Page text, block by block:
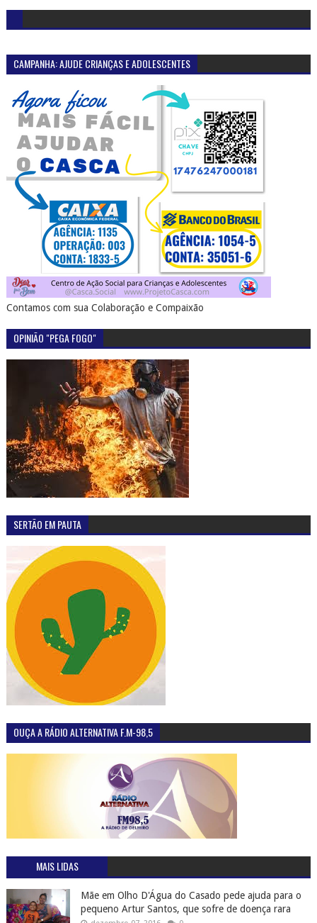
CAMPANHA: AJUDE CRIANÇAS E ADOLESCENTES
Contamos com sua Colaboração e Compaixão
OPINIÃO "PEGA FOGO"
SERTÃO EM PAUTA
OUÇA A RÁDIO ALTERNATIVA F.M-98,5
MAIS LIDAS
Mãe em Olho D'Água do Casado pede ajuda para o
pequeno Artur Santos, que sofre de doença rara